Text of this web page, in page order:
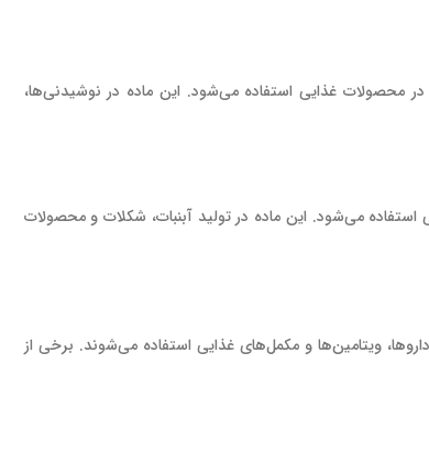
محصولات غذایی استفاده می‌شود. این ماده در نوشیدنی‌ها،
می‌شود. این ماده در تولید آبنبات، شکلات و محصولات
ویتامین‌ها و مکمل‌های غذایی استفاده می‌شوند. برخی از